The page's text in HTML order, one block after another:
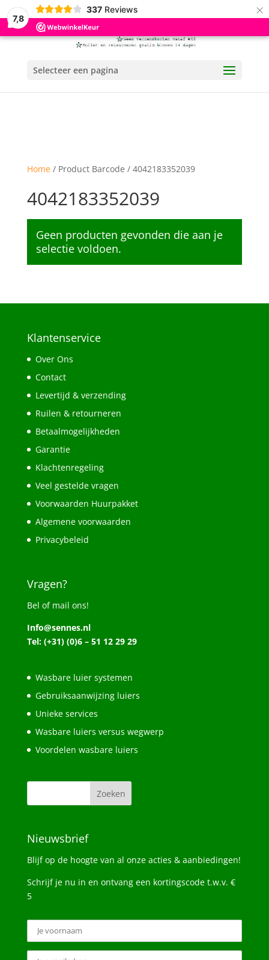
7,8
337 Reviews ×
Selecteer een pagina
Home/ Product Barcode / 4042183352039
4042183352039
Geen producten gevonden die aan je
selectie voldoen.
Klantenservice
Over Ons
Contact
Levertijd & verzending
Ruilen & retourneren
Betaalmogelijkheden
Garantie
Klachtenregeling
Veel gestelde vragen
Voorwaarden Huurpakket
Algemene voorwaarden
Privacybeleid
Vragen?
Bel of mail ons!
Info@sennes.nl
Tel: (+31) (0)6 – 51 12 29 29
Wasbare luier systemen
Gebruiksaanwijzing luiers
Unieke services
Wasbare luiers versus wegwerp
Voordelen wasbare luiers
Nieuwsbrief
Blijf op de hoogte van al onze acties & aanbiedingen!
Schrijf je nu in en ontvang een kortingscode t.w.v. €
5